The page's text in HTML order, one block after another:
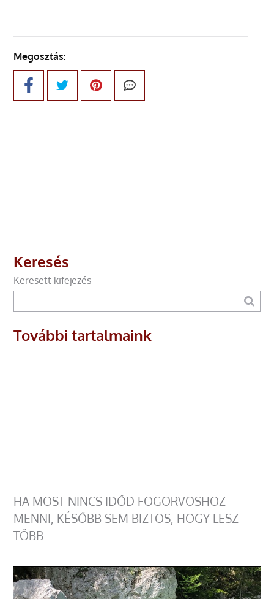
Megosztás:
Keresés
Keresett kifejezés
További tartalmaink
HA MOST NINCS IDŐD FOGORVOSHOZ
MENNI, KÉSŐBB SEM BIZTOS, HOGY LESZ
TÖBB